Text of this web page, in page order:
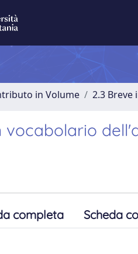
in Volume 2.3
vocabolario
completa Scheda